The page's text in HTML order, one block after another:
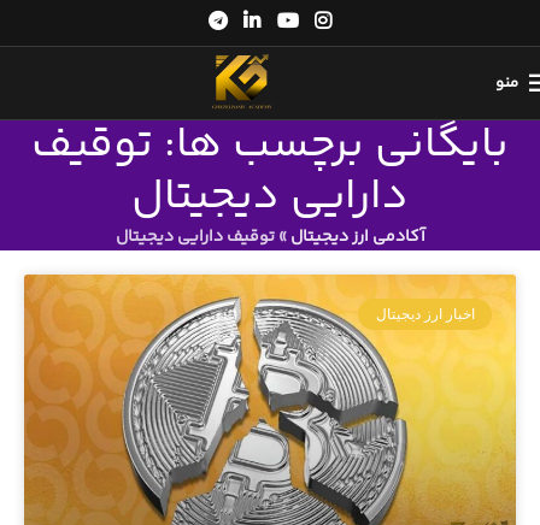
منو
بایگانی برچسب ها: توقیف
دارایی دیجیتال
آکادمی ارز دیجیتال»توقیف دارایی دیجیتال
اخبار ارز دیجیتال